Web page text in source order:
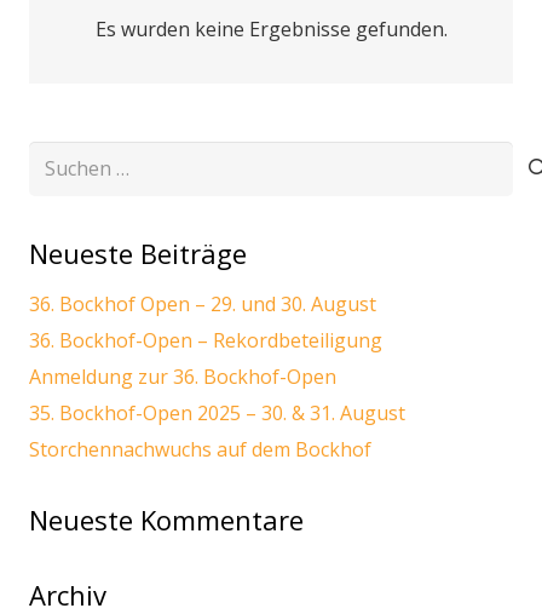
Es wurden keine Ergebnisse gefunden.
Suchen
Neueste Beiträge
36. Bockhof Open – 29. und 30. August
36. Bockhof-Open – Rekordbeteiligung
Anmeldung zur 36. Bockhof-Open
35. Bockhof-Open 2025 – 30. & 31. August
Storchennachwuchs auf dem Bockhof
Neueste Kommentare
Archiv